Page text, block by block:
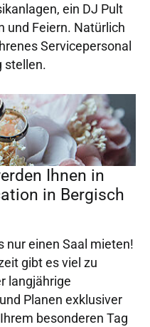
ein DJ Pult
und Feiern. Natürlich
Servicepersonal
stellen.
Ihnen in
in Bergisch
nur einen Saal mieten!
gibt es viel zu
langjährige
Planen exklusiver
besonderen Tag